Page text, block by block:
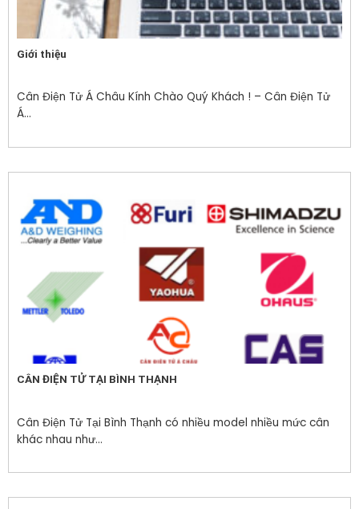
Giới thiệu
Cân Điện Tử Á Châu Kính Chào Quý Khách ! – Cân Điện Tử
Á...
CÂN ĐIỆN TỬ TẠI BÌNH THẠNH
Cân Điện Tử Tại Bình Thạnh có nhiều model nhiều mức cân
khác nhau như...